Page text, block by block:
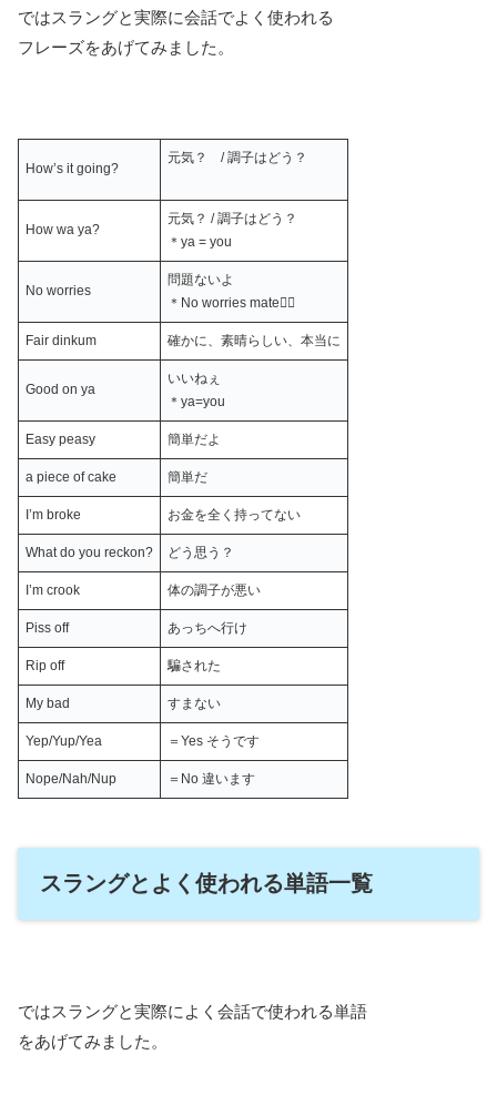
ではスラングと実際に会話でよく使われる
フレーズをあげてみました。
How’s it going?
元気？ / 調子はどう？
How wa ya?
元気？ / 調子はどう？
＊ya = you
No worries
問題ないよ
＊No worries mate👍🏻
Fair dinkum 確かに、素晴らしい、本当に
Good on ya
いいねぇ
＊ya=you
Easy peasy 簡単だよ
a piece of cake 簡単だ
I’m broke お金を全く持ってない
What do you reckon? どう思う？
I’m crook 体の調子が悪い
Piss off あっちへ行け
Rip off 騙された
My bad すまない
Yep/Yup/Yea ＝Yes そうです
Nope/Nah/Nup ＝No 違います
スラングとよく使われる単語一覧
ではスラングと実際によく会話で使われる単語
をあげてみました。